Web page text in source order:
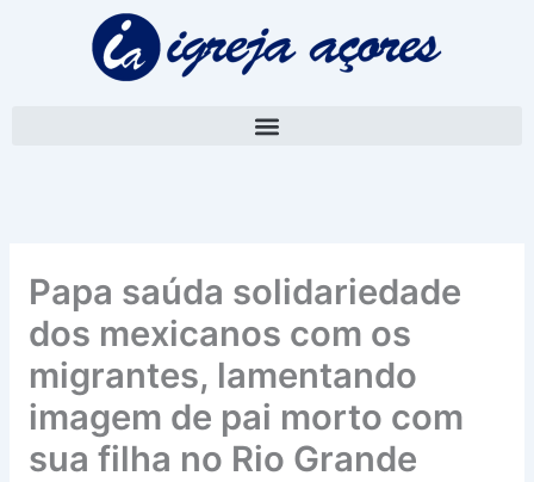
Papa saúda solidariedade
dos mexicanos com os
migrantes, lamentando
imagem de pai morto com
sua filha no Rio Grande